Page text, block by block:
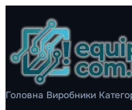
Головна Виробники